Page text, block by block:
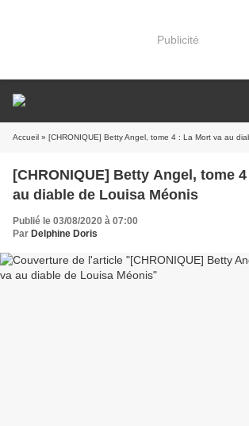
Publicité
Accueil » [CHRONIQUE] Betty Angel, tome 4 : La Mort va au
[CHRONIQUE] Betty Angel, tome
au diable de Louisa Méonis
Publié le 03/08/2020 à 07:00
Par Delphine Doris